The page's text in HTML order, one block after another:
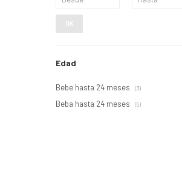
OK
Edad
Bebe hasta 24 meses (3)
Beba hasta 24 meses (5)